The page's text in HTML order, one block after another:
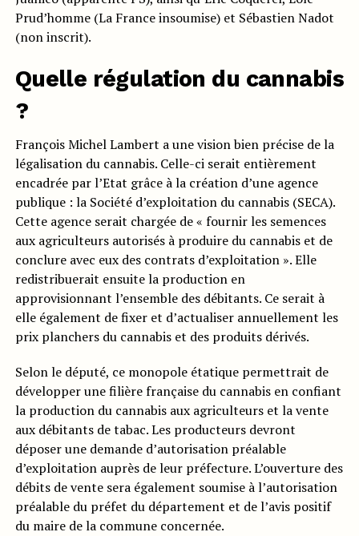
Prud’homme (La France insoumise) et Sébastien Nadot
(non inscrit).
Quelle régulation du cannabis
?
François Michel Lambert a une vision bien précise de la
légalisation du cannabis. Celle-ci serait entièrement
encadrée par l’Etat grâce à la création d’une agence
publique : la Société d’exploitation du cannabis (SECA).
Cette agence serait chargée de « fournir les semences
aux agriculteurs autorisés à produire du cannabis et de
conclure avec eux des contrats d’exploitation ». Elle
redistribuerait ensuite la production en
approvisionnant l’ensemble des débitants. Ce serait à
elle également de fixer et d’actualiser annuellement les
prix planchers du cannabis et des produits dérivés.
Selon le député, ce monopole étatique permettrait de
développer une filière française du cannabis en confiant
la production du cannabis aux agriculteurs et la vente
aux débitants de tabac. Les producteurs devront
déposer une demande d’autorisation préalable
d’exploitation auprès de leur préfecture. L’ouverture des
débits de vente sera également soumise à l’autorisation
préalable du préfet du département et de l’avis positif
du maire de la commune concernée.